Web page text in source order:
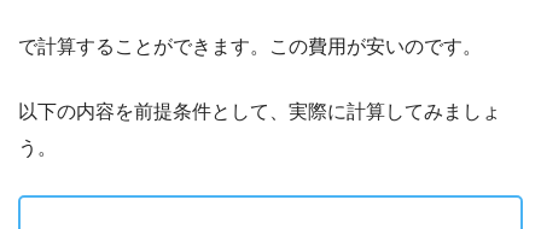
で計算することができます。この費用が安いのです。
以下の内容を前提条件として、実際に計算してみましょ
う。